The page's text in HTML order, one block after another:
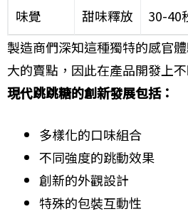
味覺 甜味釋放
30-40
製造商們深知這種獨特的感官
大的賣點，因此在產品開發上
現代跳跳糖的創新發展包括：
多樣化的口味組合
不同強度的跳動效果
創新的外觀設計
特殊的包裝互動性